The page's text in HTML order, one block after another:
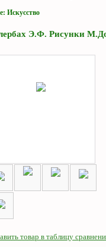
Искусство
Э.Ф. Рисунки
товар в таблицу